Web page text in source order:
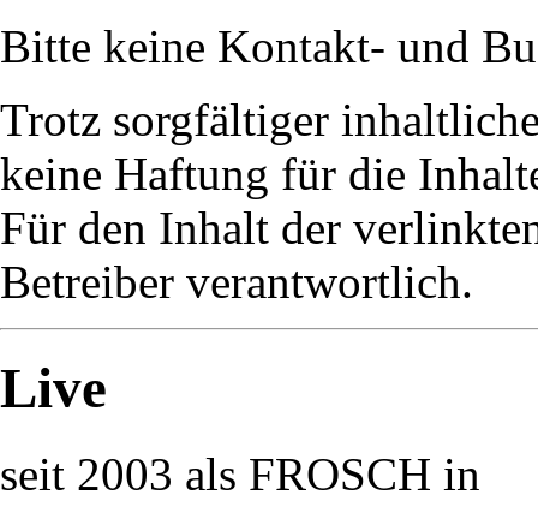
Bitte keine Kontakt- und
Trotz sorgfältiger
keine Haftung für die
Für den Inhalt der
Betreiber verantwortlich.
Live
seit 2003 als FROSCH in